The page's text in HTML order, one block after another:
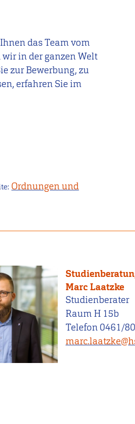
das Team vom
in der ganzen Welt
zur Bewerbung, zu
erfahren Sie im
Ordnungen und
Marc Laatzke
Studienberater
Raum H 15b
Telefon 0461/